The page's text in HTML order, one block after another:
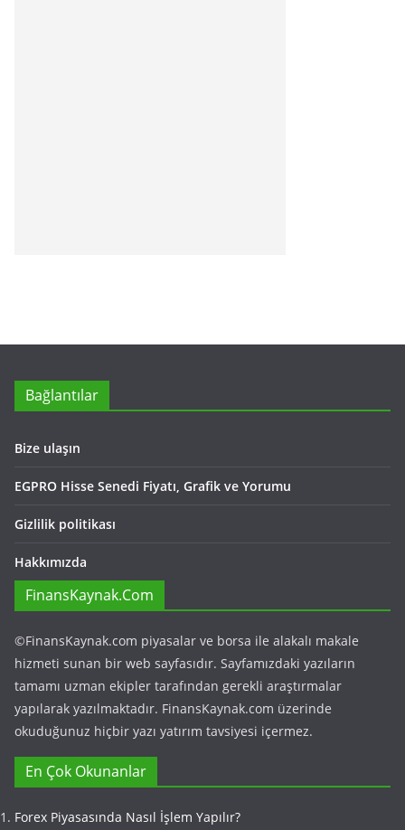
Bağlantılar
Bize ulaşın
EGPRO Hisse Senedi Fiyatı, Grafik ve Yorumu
Gizlilik politikası
Hakkımızda
FinansKaynak.Com
©FinansKaynak.com piyasalar ve borsa ile alakalı makale
hizmeti sunan bir web sayfasıdır. Sayfamızdaki yazıların
tamamı uzman ekipler tarafından gerekli araştırmalar
yapılarak yazılmaktadır. FinansKaynak.com üzerinde
okuduğunuz hiçbir yazı yatırım tavsiyesi içermez.
En Çok Okunanlar
Forex Piyasasında Nasıl İşlem Yapılır?